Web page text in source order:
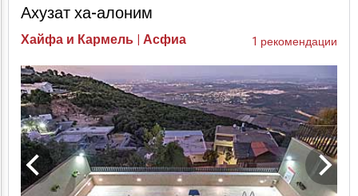
Ахузат ха-алоним
Хайфа и Кармель | Асфиа 1 рекомендации